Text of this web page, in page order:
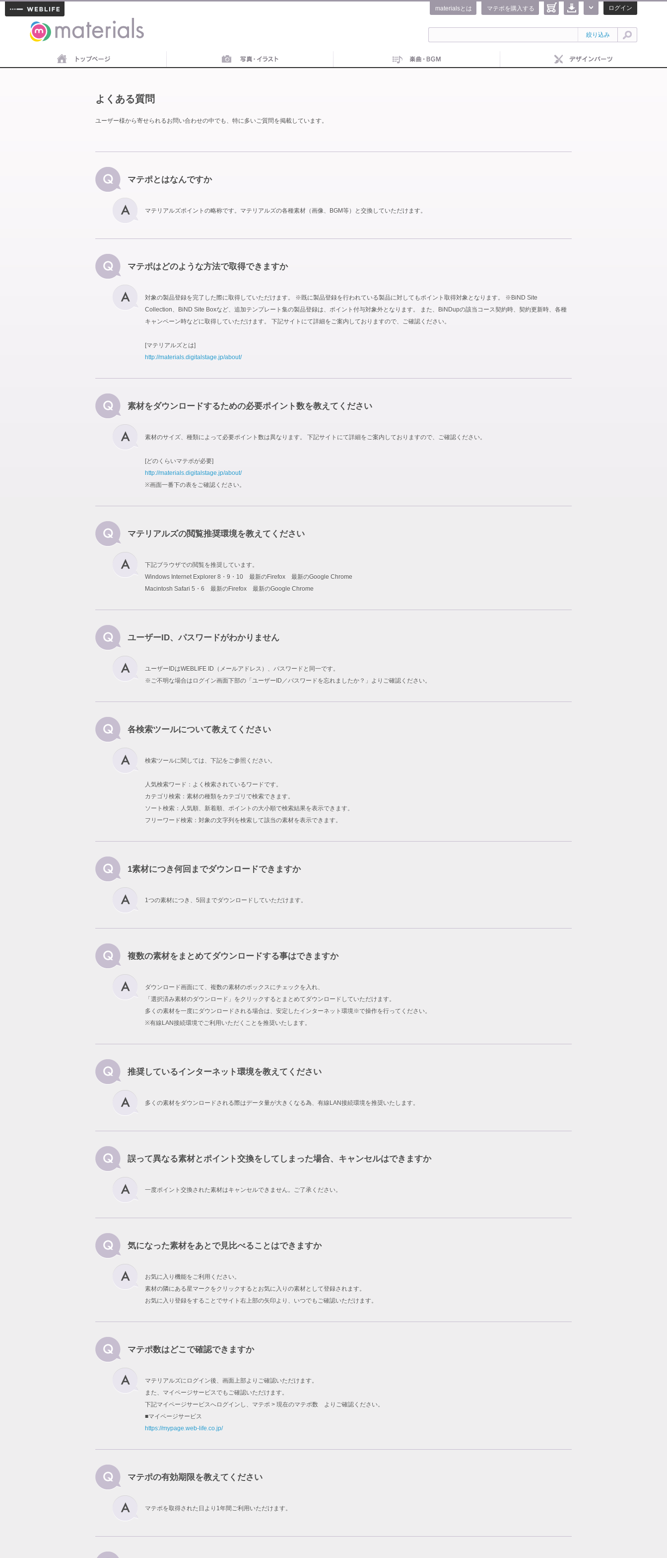
materials
ログイン
マテポを購入する
materialsとは
絞り込み
よくある質問
ユーザー様から寄せられるお問い合わせの中でも、特に多いご質問を掲載しています。
マテポとはなんですか
マテリアルズポイントの略称です。マテリアルズの各種素材（画像、BGM等）と交換していただけます。
マテポはどのような方法で取得できますか
対象の製品登録を完了した際に取得していただけます。 ※既に製品登録を行われている製品に対してもポイント取得対象となります。 ※BiND Site
Collection、BiND Site Boxなど、追加テンプレート集の製品登録は、ポイント付与対象外となります。 また、BiNDupの該当コース契約時、契約更新時、各種
キャンペーン時などに取得していただけます。 下記サイトにて詳細をご案内しておりますので、ご確認ください。
[マテリアルズとは]
http://materials.digitalstage.jp/about/
素材をダウンロードするための必要ポイント数を教えてください
素材のサイズ、種類によって必要ポイント数は異なります。 下記サイトにて詳細をご案内しておりますので、ご確認ください。
[どのくらいマテポが必要]
http://materials.digitalstage.jp/about/
※画面一番下の表をご確認ください。
マテリアルズの閲覧推奨環境を教えてください
下記ブラウザでの閲覧を推奨しています。
Windows Internet Explorer 8・9・10 最新のFirefox 最新のGoogle Chrome
Macintosh Safari 5・6 最新のFirefox 最新のGoogle Chrome
ユーザーID、パスワードがわかりません
ユーザーIDはWEBLIFE ID（メールアドレス）、パスワードと同一です。
※ご不明な場合はログイン画面下部の「ユーザーID／パスワードを忘れましたか？」よりご確認ください。
各検索ツールについて教えてください
検索ツールに関しては、下記をご参照ください。
人気検索ワード：よく検索されているワードです。
カテゴリ検索：素材の種類をカテゴリで検索できます。
ソート検索：人気順、新着順、ポイントの大小順で検索結果を表示できます。
フリーワード検索：対象の文字列を検索して該当の素材を表示できます。
1素材につき何回までダウンロードできますか
1つの素材につき、5回までダウンロードしていただけます。
複数の素材をまとめてダウンロードする事はできますか
ダウンロード画面にて、複数の素材のボックスにチェックを入れ、
「選択済み素材のダウンロード」をクリックするとまとめてダウンロードしていただけます。
多くの素材を一度にダウンロードされる場合は、安定したインターネット環境※で操作を行ってください。
※有線LAN接続環境でご利用いただくことを推奨いたします。
推奨しているインターネット環境を教えてください
多くの素材をダウンロードされる際はデータ量が大きくなる為、有線LAN接続環境を推奨いたします。
誤って異なる素材とポイント交換をしてしまった場合、キャンセルはできますか
一度ポイント交換された素材はキャンセルできません。ご了承ください。
気になった素材をあとで見比べることはできますか
お気に入り機能をご利用ください。
素材の隣にある星マークをクリックするとお気に入りの素材として登録されます。
お気に入り登録をすることでサイト右上部の矢印より、いつでもご確認いただけます。
マテポ数はどこで確認できますか
マテリアルズにログイン後、画面上部よりご確認いただけます。
また、マイページサービスでもご確認いただけます。
下記マイページサービスへログインし、マテポ > 現在のマテポ数 よりご確認ください。
■マイページサービス
https://mypage.web-life.co.jp/
マテポの有効期限を教えてください
マテポを取得された日より1年間ご利用いただけます。